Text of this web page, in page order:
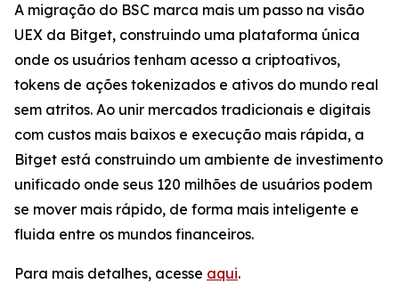
A migração do BSC marca mais um passo na visão
UEX da Bitget, construindo uma plataforma única
onde os usuários tenham acesso a criptoativos,
tokens de ações tokenizados e ativos do mundo real
sem atritos. Ao unir mercados tradicionais e digitais
com custos mais baixos e execução mais rápida, a
Bitget está construindo um ambiente de investimento
unificado onde seus 120 milhões de usuários podem
se mover mais rápido, de forma mais inteligente e
fluida entre os mundos financeiros.
Para mais detalhes, acesse aqui.